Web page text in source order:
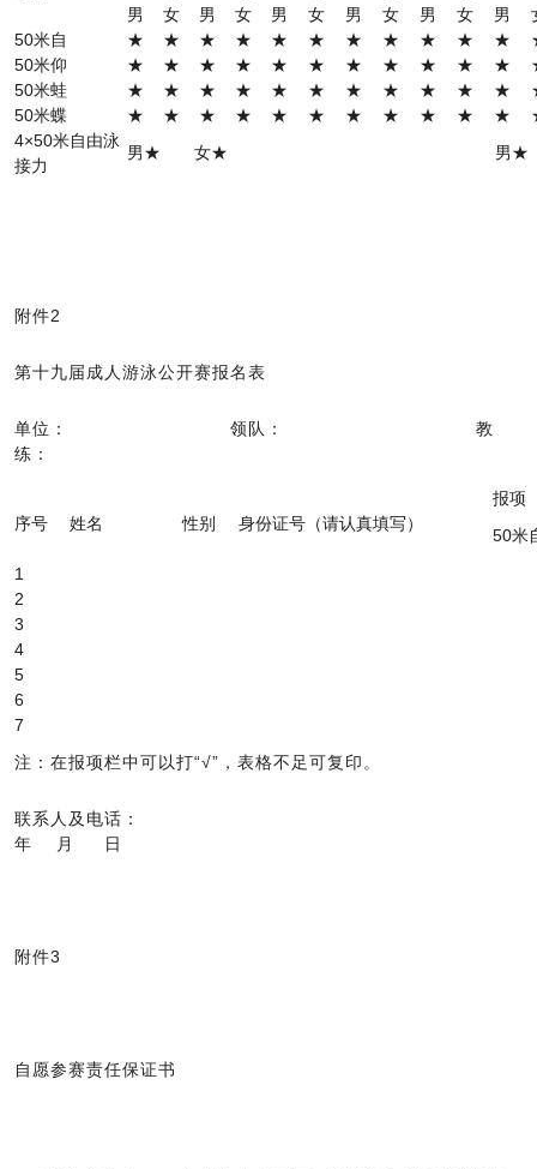
男
女 男 女 男 女 男 女 男 女 男
50米自
★ ★ ★ ★ ★ ★ ★ ★ ★ ★ ★
50米仰
★ ★ ★ ★ ★ ★ ★ ★ ★ ★ ★
50米蛙
★ ★ ★ ★ ★ ★ ★ ★ ★ ★ ★
50米蝶
★ ★ ★ ★ ★ ★ ★ ★ ★ ★ ★
4×50米自由泳
接力
男★ 女★ 男
附件2
第十九届成人游泳公开赛报名表
单位： 领队： 教
练：
序号 姓名 性别 身份证号（请认真填写）
报项
50米
1
2
3
4
5
6
7
注：在报项栏中可以打“√”，表格不足可复印。
联系人及电话：
年 月 日
附件3
自愿参赛责任保证书